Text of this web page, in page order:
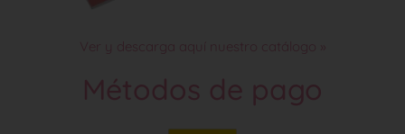
Ver y descarga aquí nuestro catálogo »
Métodos de pago